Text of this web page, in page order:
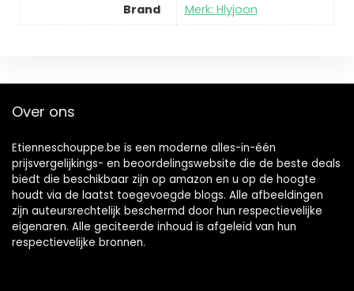
Brand
Merk: Hlyjoon
Over ons
Etienneschouppe.be is een moderne alles-in-één
prijsvergelijkings- en beoordelingswebsite die de beste deals
biedt die beschikbaar zijn op amazon en u op de hoogte
houdt via de laatst toegevoegde blogs. Alle afbeeldingen
zijn auteursrechtelijk beschermd door hun respectievelijke
eigenaren. Alle geciteerde inhoud is afgeleid van hun
respectievelijke bronnen.